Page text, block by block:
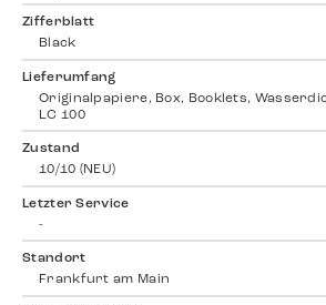
Zifferblatt
Black
Lieferumfang
Originalpapiere, Box, Booklets,
LC 100
Zustand
10/10 (NEU)
Letzter Service
-
Standort
Frankfurt am Main